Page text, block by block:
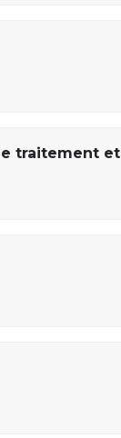
traitement et